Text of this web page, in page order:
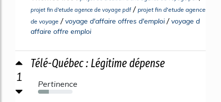
projet fin d'etude agence de voyage pdf / projet fin d'etude agence
de voyage /voyage d'affaire offres d'emploi /voyage d
affaire offre emploi
1
Télé-Québec : Légitime dépense
Pertinence
31%